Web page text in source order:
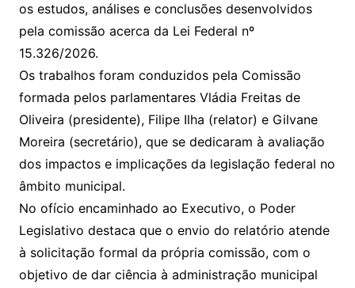
os estudos, análises e conclusões desenvolvidos
pela comissão acerca da Lei Federal nº
15.326/2026.
Os trabalhos foram conduzidos pela Comissão
formada pelos parlamentares Vládia Freitas de
Oliveira (presidente), Filipe Ilha (relator) e Gilvane
Moreira (secretário), que se dedicaram à avaliação
dos impactos e implicações da legislação federal no
âmbito municipal.
No ofício encaminhado ao Executivo, o Poder
Legislativo destaca que o envio do relatório atende
à solicitação formal da própria comissão, com o
objetivo de dar ciência à administração municipal